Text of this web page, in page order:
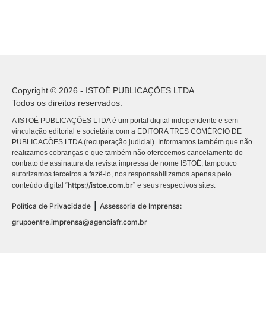
Copyright © 2026 - ISTOÉ PUBLICAÇÕES LTDA
Todos os direitos reservados.
A ISTOÉ PUBLICAÇÕES LTDA é um portal digital independente e sem
vinculação editorial e societária com a EDITORA TRES COMÉRCIO DE
PUBLICACÕES LTDA (recuperação judicial). Informamos também que não
realizamos cobranças e que também não oferecemos cancelamento do
contrato de assinatura da revista impressa de nome ISTOÉ, tampouco
autorizamos terceiros a fazê-lo, nos responsabilizamos apenas pelo
conteúdo digital “https://istoe.com.br” e seus respectivos sites.
Política de Privacidade | Assessoria de Imprensa:
grupoentre.imprensa@agenciafr.com.br